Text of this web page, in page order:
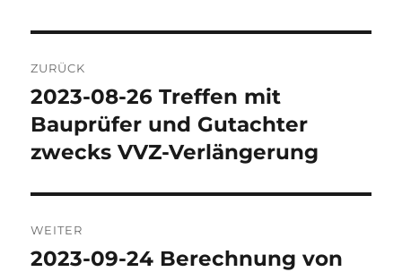
ZURÜCK
Vorheriger
Beitrag:
2023-08-26 Treffen mit
Bauprüfer und Gutachter
zwecks VVZ-Verlängerung
WEITER
Nächster
2023-09-24 Berechnung von